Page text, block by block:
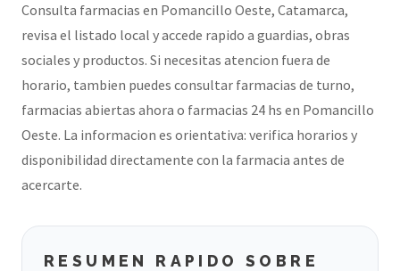
Consulta farmacias en Pomancillo Oeste, Catamarca,
revisa el listado local y accede rapido a guardias, obras
sociales y productos. Si necesitas atencion fuera de
horario, tambien puedes consultar farmacias de turno,
farmacias abiertas ahora o farmacias 24 hs en Pomancillo
Oeste. La informacion es orientativa: verifica horarios y
disponibilidad directamente con la farmacia antes de
acercarte.
RESUMEN RAPIDO SOBRE